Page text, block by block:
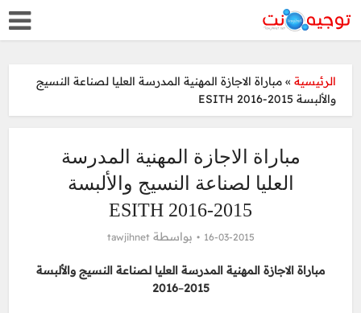
الرئيسية »مباراة الاجازة المهنية المدرسة العليا لصناعة النسيج
والألبسة 2015-2016 ESITH
مباراة الاجازة المهنية المدرسة
العليا لصناعة النسيج والألبسة
2015-2016 ESITH
16-03-2015 بواسطةtawjihnet
مباراة الاجازة المهنية المدرسة العليا لصناعة النسيج والألبسة
2015
–
2016